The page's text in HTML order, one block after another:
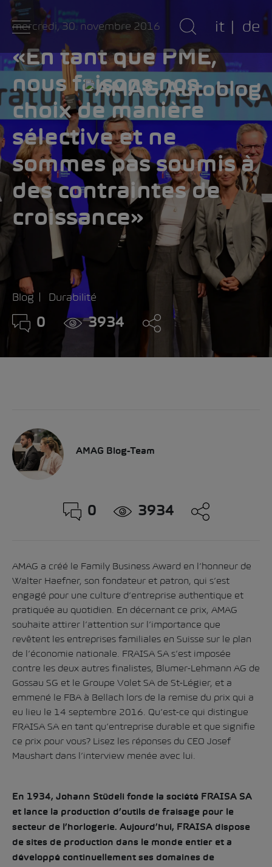
it de
mercredi, 30. novembre 2016
«En tant que PME,
nous faisons nos
choix de manière
sélective et ne
sommes pas soumis à
des contraintes de
croissance»
Blog Durabilité
0 3934
AMAG Blog-Team
0 3934
AMAG a créé le Family Business Award en l’honneur de
Walter Haefner, son fondateur et patron, qui s’est
engagé pour une culture d’entreprise authentique et
pratiquée au quotidien. En décernant ce prix, AMAG
souhaite attirer l’attention sur l’importance que
revêtent les entreprises familiales en Suisse sur le plan
de l’économie nationale. FRAISA SA s’est imposée
contre les deux autres finalistes, Blumer-Lehmann AG de
Gossau SG et le Groupe Volet SA de St-Légier, et a
emmené le FBA à Bellach lors de la remise du prix qui a
eu lieu le 14 septembre 2016. Qu’est-ce qui distingue
FRAISA SA en tant qu’entreprise durable et que signifie
ce prix pour vous? Lisez les réponses du CEO Josef
Maushart dans l’interview menée avec lui.
En 1934, Johann Stüdeli fonde la société FRAISA SA
et lance la production d’outils de fraisage pour le
secteur de l’horlogerie. Aujourd’hui, FRAISA dispose
de sites de production dans le monde entier et a
développé continuellement ses domaines de